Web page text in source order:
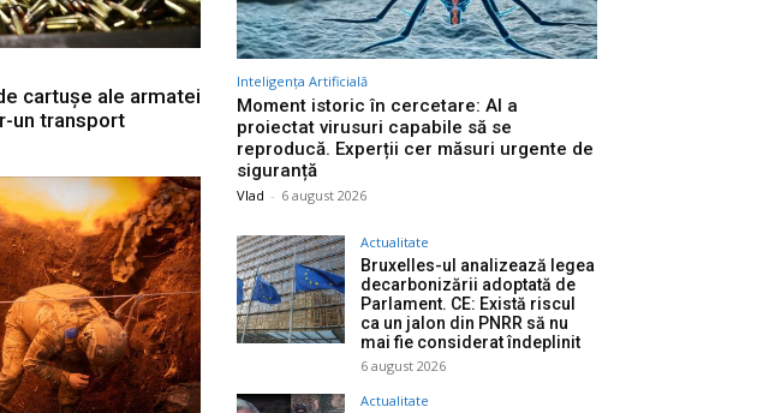
cartușe ale armatei
un transport
Inteligența Artificială
Moment istoric în cercetare: AI a
proiectat virusuri capabile să se
reproducă. Experții cer măsuri urgente de
siguranță
Vlad - 6 august 2026
Actualitate
Bruxelles-ul analizează legea
decarbonizării adoptată de
Parlament. CE: Există riscul
ca un jalon din PNRR să nu
mai fie considerat îndeplinit
6 august 2026
Actualitate